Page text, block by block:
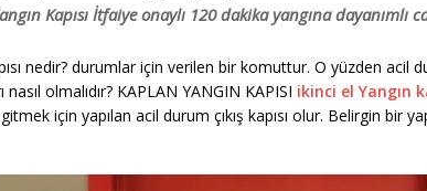
Kapısı İtfaiye onaylı 120 dakika yangına dayanımlı
nedir? durumlar için verilen bir komuttur. O yüzden acil
nasıl olmalıdır? KAPLAN YANGIN KAPISI ikinci el Yangın
için yapılan acil durum çıkış kapısı olur. Belirgin bir